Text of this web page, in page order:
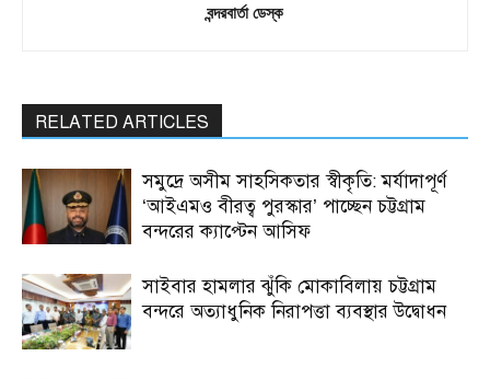
বন্দরবার্তা ডেস্ক
RELATED ARTICLES
সমুদ্রে অসীম সাহসিকতার স্বীকৃতি: মর্যাদাপূর্ণ
‘আইএমও বীরত্ব পুরস্কার’ পাচ্ছেন চট্টগ্রাম
বন্দরের ক্যাপ্টেন আসিফ
সাইবার হামলার ঝুঁকি মোকাবিলায় চট্টগ্রাম
বন্দরে অত্যাধুনিক নিরাপত্তা ব্যবস্থার উদ্বোধন